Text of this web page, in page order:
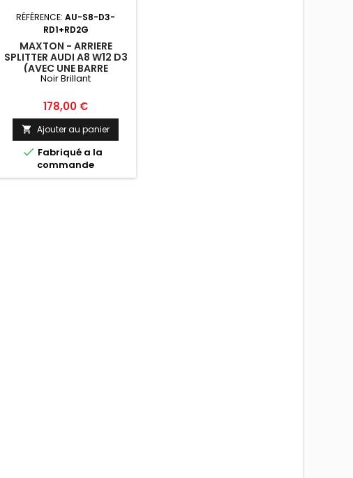
RÉFÉRENCE: AU-S8-D3-
RD1+RD2G
MAXTON - ARRIERE
SPLITTER AUDI A8 W12 D3
(AVEC UNE BARRE
VERTICALE) NOIR
Noir Brillant
Prix
178,00 €
 Ajouter au panier
 Fabriqué a la
commande